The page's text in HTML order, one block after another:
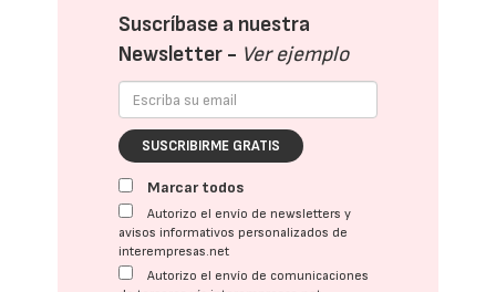
Suscríbase a nuestra
Newsletter - Ver ejemplo
SUSCRIBIRME GRATIS
Marcar todos
Autorizo el envío de newsletters y
avisos informativos personalizados de
interempresas.net
Autorizo el envío de comunicaciones